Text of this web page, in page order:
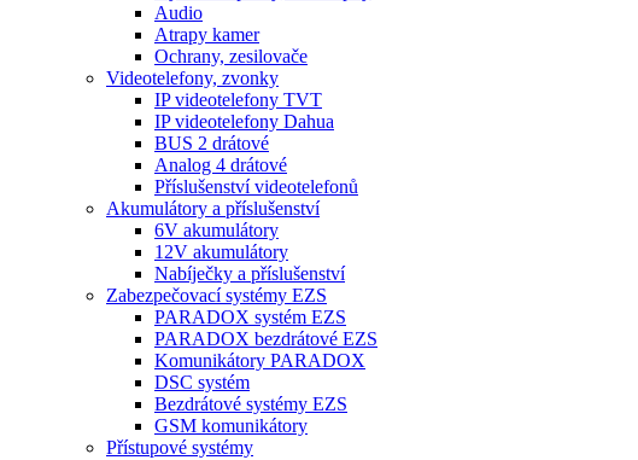
Audio
Atrapy kamer
Ochrany, zesilovače
Videotelefony, zvonky
IP videotelefony TVT
IP videotelefony Dahua
BUS 2 drátové
Analog 4 drátové
Příslušenství videotelefonů
Akumulátory a příslušenství
6V akumulátory
12V akumulátory
Nabíječky a příslušenství
Zabezpečovací systémy EZS
PARADOX systém EZS
PARADOX bezdrátové EZS
Komunikátory PARADOX
DSC systém
Bezdrátové systémy EZS
GSM komunikátory
Přístupové systémy